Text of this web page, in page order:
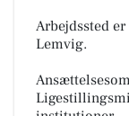
Arbejdssted
Lemvig.